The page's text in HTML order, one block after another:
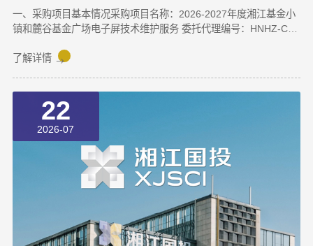
一、采购项目基本情况采购项目名称：2026-2027年度湘江基金小
镇和麓谷基金广场电子屏技术维护服务 委托代理编号：HNHZ-CS-
二、中标（成交）信息成交人名称：湖南山木信息技术有限公司地
216660.00 元
了解详情
22
2026-07